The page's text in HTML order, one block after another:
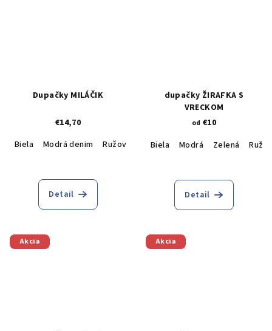
Dupačky MILÁČIK
€14,70
Biela
Modrá denim Ružová Krémová
Detail
dupačky ŽIRAFKA S
VRECKOM
od €10
Biela
Modrá Zelená
Detail
Akcia Akcia